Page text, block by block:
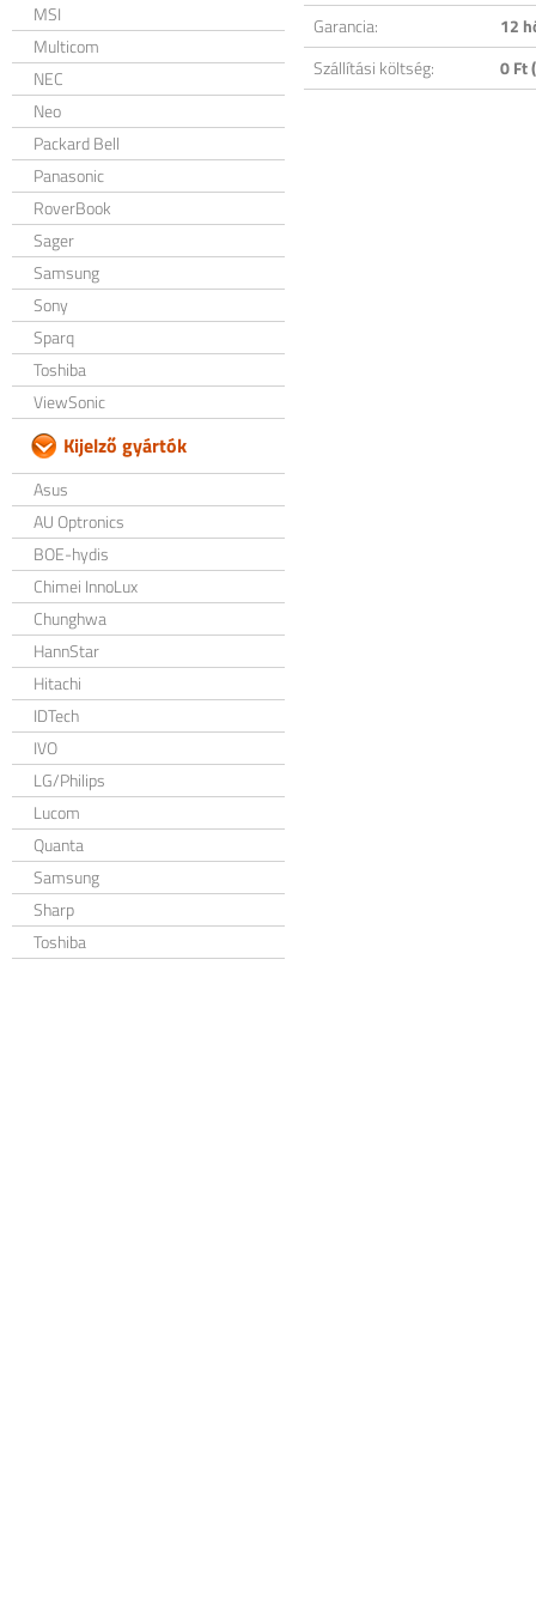
MSI
Multicom
NEC
Neo
Packard Bell
Panasonic
RoverBook
Sager
Samsung
Sony
Sparq
Toshiba
ViewSonic
Kijelző gyártók
Asus
AU Optronics
BOE-hydis
Chimei InnoLux
Chunghwa
HannStar
Hitachi
IDTech
IVO
LG/Philips
Lucom
Quanta
Samsung
Sharp
Toshiba
Garancia:
12
Szállítási költség:
0 Ft